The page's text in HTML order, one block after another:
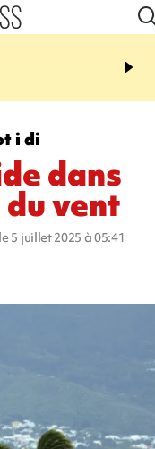
07:22
Squale condamné à
i di
dans
vent
5 juillet 2025 à 05:41